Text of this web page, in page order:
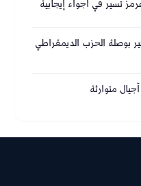
تسير في أجواء إيجابية
بوصلة الحزب الديمقراطي
متوارثة